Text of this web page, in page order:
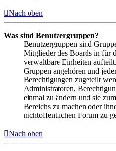
Nach oben
Was sind Benutzergruppen?
Benutzergruppen sind
Mitglieder des Boards in für
verwaltbare Einheiten
Gruppen angehören und
Berechtigungen zugeteilt
Administratoren,
einmal zu ändern und sie
Bereichs zu machen oder
nichtöffentlichen Forum zu
Nach oben